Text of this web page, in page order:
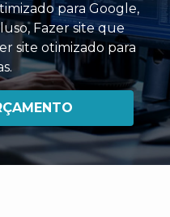
para Google,
, Fazer site que
site otimizado para
.